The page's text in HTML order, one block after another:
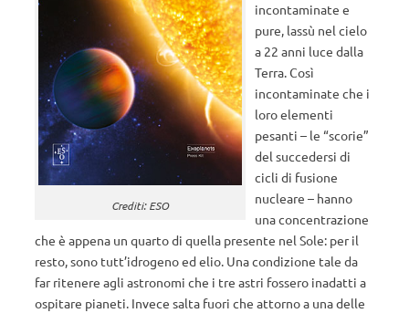
Crediti: ESO
incontaminate e
pure, lassù nel cielo
a 22 anni luce dalla
Terra. Così
incontaminate che i
loro elementi
pesanti – le “scorie”
del succedersi di
cicli di fusione
nucleare – hanno
una concentrazione
che è appena un quarto di quella presente nel Sole: per il
resto, sono tutt’idrogeno ed elio. Una condizione tale da
far ritenere agli astronomi che i tre astri fossero inadatti a
ospitare pianeti. Invece salta fuori che attorno a una delle